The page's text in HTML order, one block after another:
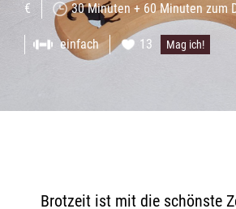
€ 30 Minuten + 60 Minuten zum
einfach 13 Mag ich!
Brotzeit ist mit die schönste